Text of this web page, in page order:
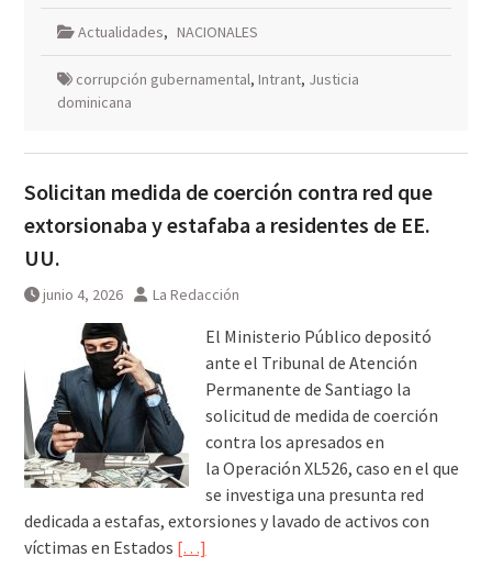
Actualidades, NACIONALES
corrupción gubernamental, Intrant, Justicia
dominicana
Solicitan medida de coerción contra red que
extorsionaba y estafaba a residentes de EE.
UU.
junio 4, 2026 La Redacción
El Ministerio Público depositó
ante el Tribunal de Atención
Permanente de Santiago la
solicitud de medida de coerción
contra los apresados en
la Operación XL526, caso en el que
se investiga una presunta red
dedicada a estafas, extorsiones y lavado de activos con
víctimas en Estados […]